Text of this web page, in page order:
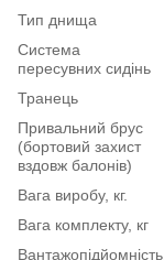
Тип днища
Система
пересувних сидінь
Транець
Привальний брус
(бортовий захист
вздовж балонів)
Вага виробу, кг.
Вага комплекту, кг
Вантажопідйомність,